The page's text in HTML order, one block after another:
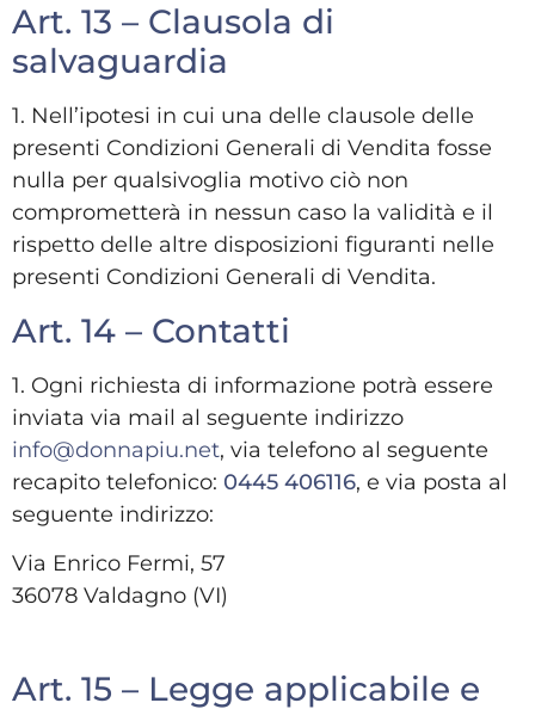
Art. 13 – Clausola di
salvaguardia
1. Nell’ipotesi in cui una delle clausole delle
presenti Condizioni Generali di Vendita fosse
nulla per qualsivoglia motivo ciò non
comprometterà in nessun caso la validità e il
rispetto delle altre disposizioni figuranti nelle
presenti Condizioni Generali di Vendita.
Art. 14 – Contatti
1. Ogni richiesta di informazione potrà essere
inviata via mail al seguente indirizzo
info@donnapiu.net, via telefono al seguente
recapito telefonico: 0445 406116, e via posta al
seguente indirizzo:
Via Enrico Fermi, 57
36078 Valdagno (VI)
Art. 15 – Legge applicabile e